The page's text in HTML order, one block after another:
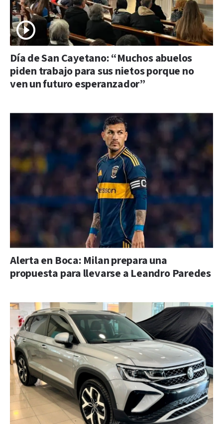
Día de San Cayetano: “Muchos abuelos
piden trabajo para sus nietos porque no
ven un futuro esperanzador”
Alerta en Boca: Milan prepara una
propuesta para llevarse a Leandro Paredes